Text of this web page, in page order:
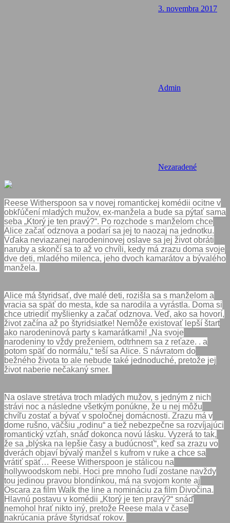
3. novembra 2017
Admin
Nezaradené
Reese Witherspoon sa v novej romantickej komédii ocitne v
obkľúčení mladých mužov, ex-manžela a bude sa pýtať sama
seba „Ktorý je ten pravý?“. Po rozchode s manželom chce
Alice začať odznova a podarí sa jej to naozaj na jednotku.
Vďaka neviazanej narodeninovej oslave sa jej život obráti
naruby a skončí sa to až vo chvíli, kedy má zrazu doma svoje
dve deti, mladého milenca, jeho dvoch kamarátov a bývalého
manžela.
Alice má štyridsať, dve malé deti, rozišla sa s manželom a
vracia sa späť do mesta, kde sa narodila a vyrástla. Doma si
chce utriediť myšlienky a začať odznova. Veď, ako sa hovorí,
život začína až po štyridsiatke! Nemôže existovať lepší štart
ako narodeninová party s kamarátkami! „Na svoje
narodeniny to vždy preženiem, odtrhnem sa z reťaze. . a
potom späť do normálu,“ teší sa Alice. S návratom do
bežného života to ale nebude také jednoduché, pretože jej
život naberie nečakaný smer.
Na oslave stretáva troch mladých mužov, s jedným z nich
strávi noc a následne všetkým ponúkne, že u nej môžu
chvíľu zostať a bývať v spoločnej domácnosti. Zrazu má v
dome rušno, väčšiu „rodinu“ a tiež nebezpečne sa rozvíjajúci
romantický vzťah, snáď dokonca novú lásku. Vyzerá to tak,
že sa „blýska na lepšie časy a budúcnosť“, keď sa zrazu vo
dverách objaví bývalý manžel s kufrom v ruke a chce sa
vrátiť späť… Reese Witherspoon je stálicou na
hollywoodskom nebi. Hoci pre mnoho ľudí zostane navždy
tou jedinou pravou blondínkou, má na svojom konte aj
Oscara za film Walk the line a nomináciu za film Divočina.
Hlavnú postavu v komédii „Ktorý je ten pravý?“ snáď
nemohol hrať nikto iný, pretože Reese mala v čase
nakrúcania práve štyridsať rokov.